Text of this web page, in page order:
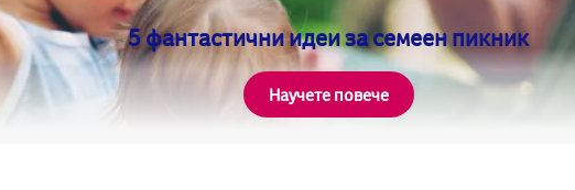
5 фантастични идеи за семеен пикник
Научете повече